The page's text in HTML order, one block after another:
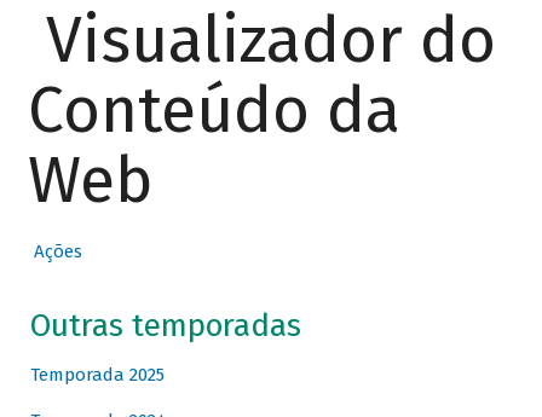
Visualizador do
Conteúdo da
Web
Ações
Outras temporadas
Temporada 2025